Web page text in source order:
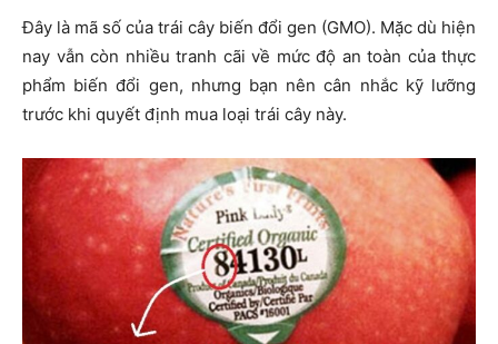
Đây là mã số của trái cây biến đổi gen (GMO). Mặc dù hiện
nay vẫn còn nhiều tranh cãi về mức độ an toàn của thực
phẩm biến đổi gen, nhưng bạn nên cân nhắc kỹ lưỡng
trước khi quyết định mua loại trái cây này.